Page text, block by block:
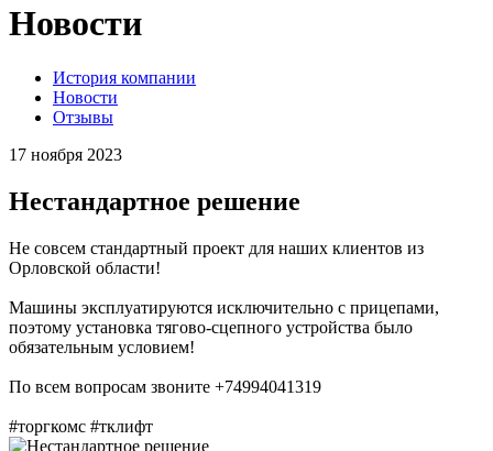
Новости
История компании
Новости
Отзывы
17 ноября 2023
Нестандартное решение
Не совсем стандартный проект для наших клиентов из
Орловской области!
Машины эксплуатируются исключительно с прицепами,
поэтому установка тягово-сцепного устройства было
обязательным условием!
По всем вопросам звоните +74994041319
#торгкомс #тклифт